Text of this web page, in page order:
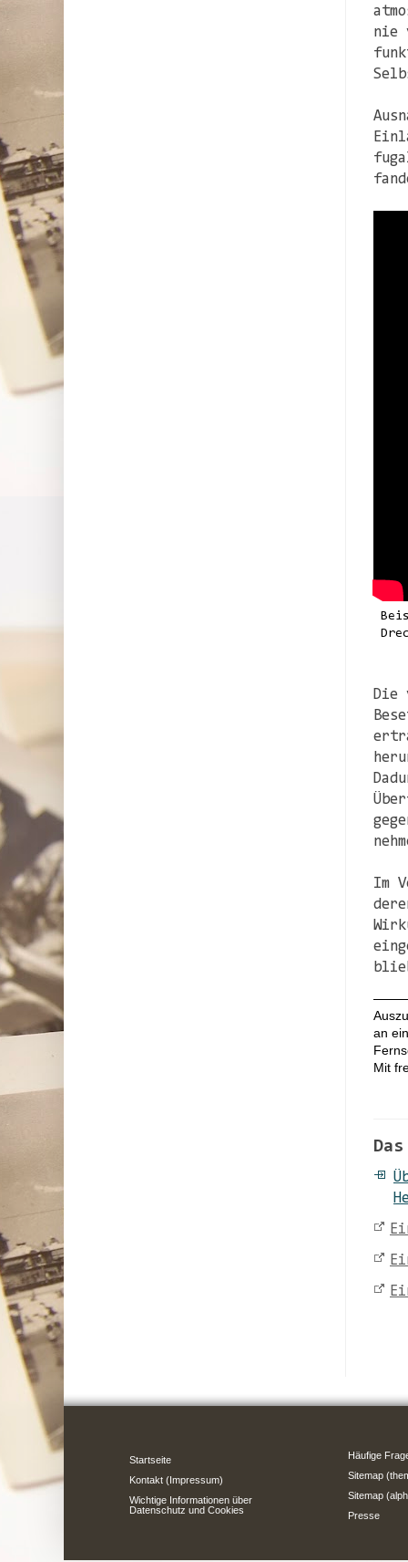
nie
Die
Im
an
Mit
Startseite
Kontakt (Impressum)
Wichtige Informationen über
Datenschutz und Cookies
Häufige
Sitemap
Sitemap
Presse